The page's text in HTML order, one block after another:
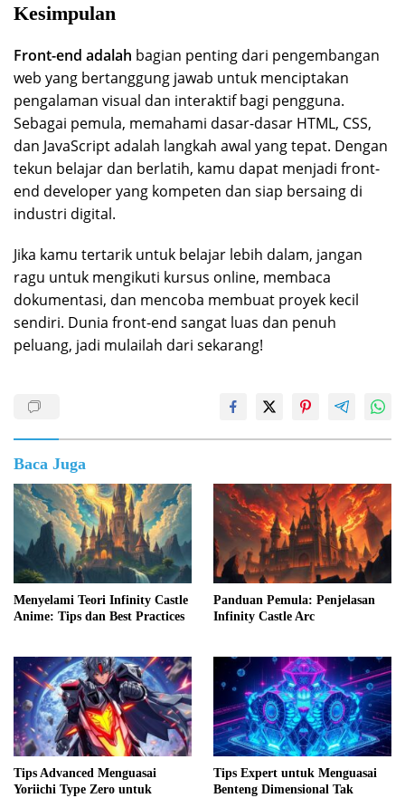
Kesimpulan
Front-end adalah bagian penting dari pengembangan
web yang bertanggung jawab untuk menciptakan
pengalaman visual dan interaktif bagi pengguna.
Sebagai pemula, memahami dasar-dasar HTML, CSS,
dan JavaScript adalah langkah awal yang tepat. Dengan
tekun belajar dan berlatih, kamu dapat menjadi front-
end developer yang kompeten dan siap bersaing di
industri digital.
Jika kamu tertarik untuk belajar lebih dalam, jangan
ragu untuk mengikuti kursus online, membaca
dokumentasi, dan mencoba membuat proyek kecil
sendiri. Dunia front-end sangat luas dan penuh
peluang, jadi mulailah dari sekarang!
Baca Juga
Menyelami Teori Infinity Castle
Anime: Tips dan Best Practices
Panduan Pemula: Penjelasan
Infinity Castle Arc
Tips Advanced Menguasai
Yoriichi Type Zero untuk
Tips Expert untuk Menguasai
Benteng Dimensional Tak